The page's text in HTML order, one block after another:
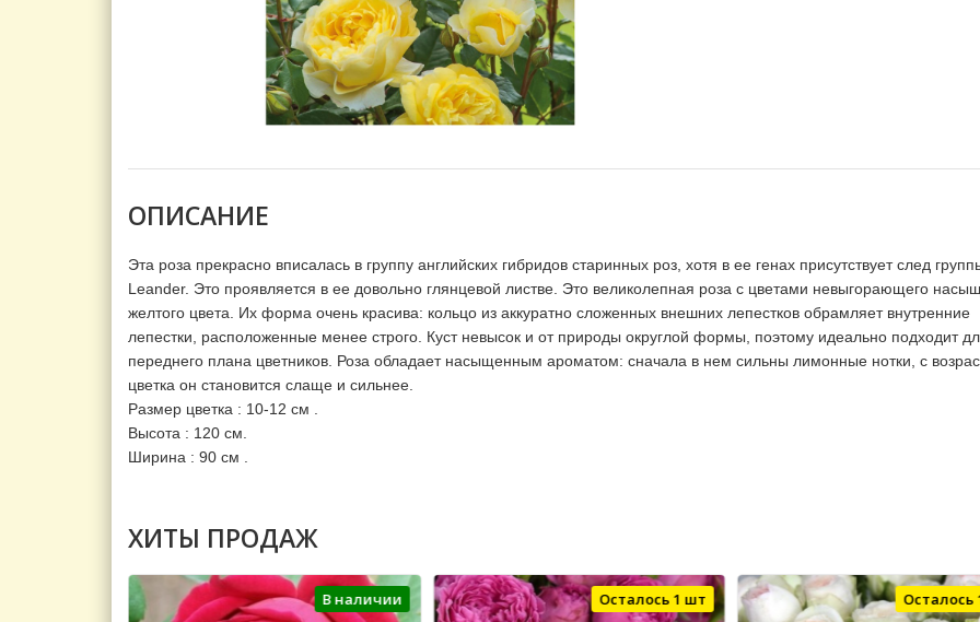
ОПИСАНИЕ
Эта роза прекрасно вписалась в группу английских гибридов старинных роз, хотя в ее генах присутствует след
Leander. Это проявляется в ее довольно глянцевой листве. Это великолепная роза с цветами невыгорающего
желтого цвета. Их форма очень красива: кольцо из аккуратно сложенных внешних лепестков обрамляет внутренние
лепестки, расположенные менее строго. Куст невысок и от природы округлой формы, поэтому идеально подходит
переднего плана цветников. Роза обладает насыщенным ароматом: сначала в нем сильны лимонные нотки, с
цветка он становится слаще и сильнее.
Размер цветка : 10-12 см .
Высота : 120 см.
Ширина : 90 см .
ХИТЫ ПРОДАЖ
В наличии Осталось 1 шт Осталось